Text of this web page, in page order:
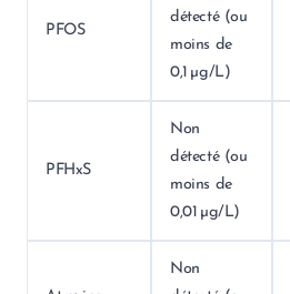
PFOS
détecté (ou
moins de
0,1 µg/L)
PFHxS
Non
détecté (ou
moins de
0,01 µg/L)
Non